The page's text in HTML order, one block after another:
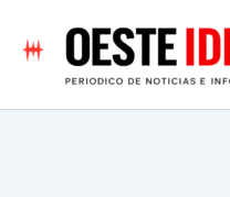
contenido